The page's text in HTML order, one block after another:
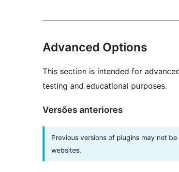
Advanced Options
This section is intended for
testing and educational purposes.
Versões anteriores
Previous versions of plugins may not
websites.